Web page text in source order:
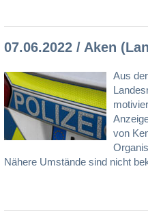
07.06.2022 / Aken
Aus
von
Nähere Umstände sind nicht